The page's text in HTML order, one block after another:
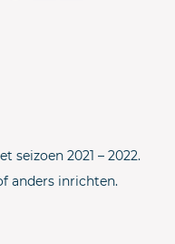
seizoen 2021 – 2022.
anders inrichten.